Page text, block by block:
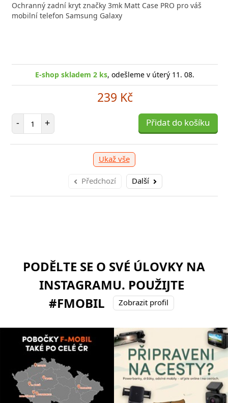
Ochranný zadní kryt značky 3mk Matt Case PRO pro váš
mobilní telefon Samsung Galaxy
E-shop skladem 2 ks, odešleme v úterý 11. 08.
239 Kč
- Počet položek
+ Přidat do košíku
Ukaž vše
Předchozí Další
PODĚLTE SE O SVÉ ÚLOVKY NA
INSTAGRAMU. POUŽIJTE
#FMOBIL
Zobrazit profil